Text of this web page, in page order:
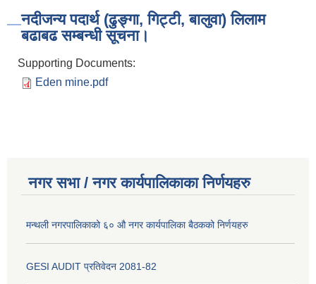
नदीजन्य पदार्थ (ढुङ्गा, गिट्टी, बालुवा) लिलाम
बढाबढ सम्बन्धी सूचना।
Supporting Documents:
Eden mine.pdf
नगर सभा / नगर कार्यपालिकाका निर्णयहरु
मन्थली नगरपालिकाको ६० औ नगर कार्यपालिका बैठकको निर्णयहरु
GESI AUDIT प्रतिवेदन 2081-82